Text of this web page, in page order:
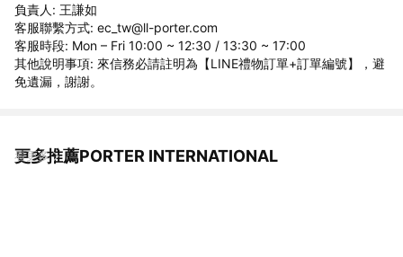
負責人: 王謙如
客服聯繫方式: ec_tw@ll-porter.com
客服時段: Mon – Fri 10:00 ~ 12:30 / 13:30 ~ 17:00
其他說明事項: 來信務必請註明為【LINE禮物訂單+訂單編號】，避
免遺漏，謝謝。
更多推薦PORTER INTERNATIONAL
看更多